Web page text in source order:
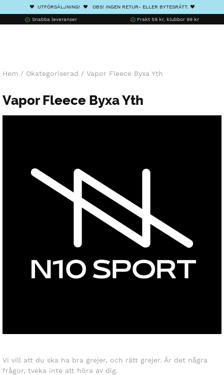
❤️ UTFÖRSÄLJNING! ❤️ OBS! INGEN RETUR- ELLER BYTESRÄTT. ❤️
Snabba leveranser Frakt 59 kr, klubbor 99 kr
Hem / Okategoriserad / Vapor Fleece Byxa Yth
Vapor Fleece Byxa Yth
Vi vill att du ska ha bra grejer, och rätt grejer. Är det några
frågor, tveka inte att höra av dig.